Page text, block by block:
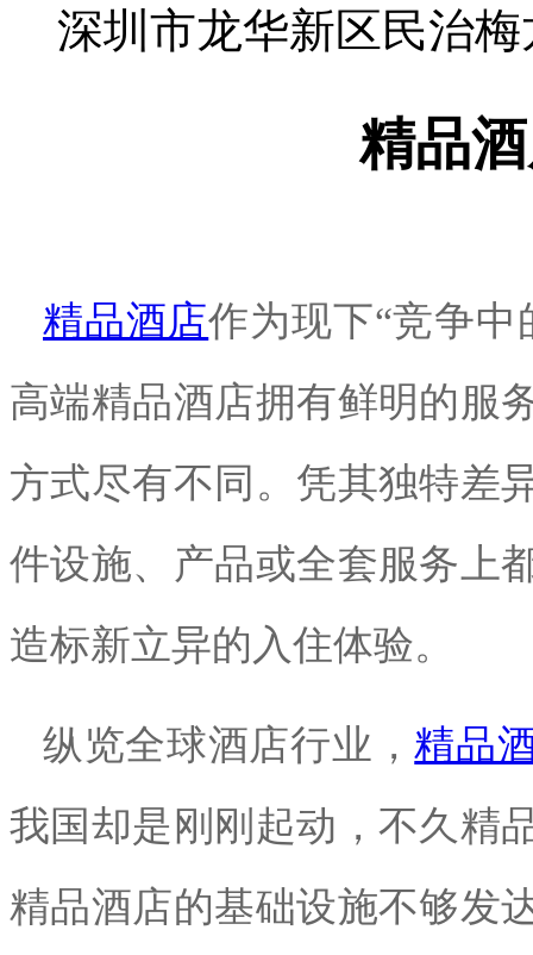
深圳市龙华新区民治
精品
精品酒店作为现下“竞争中
高端精品酒店拥有鲜明的服
方式尽有不同 。凭其独特差
件设施、产品或全套服务上
造标新立异的入住体验。
纵 览全球酒店行业，精品
我国却是刚刚起动 ，不久 精
精品酒店的基础设施不够发